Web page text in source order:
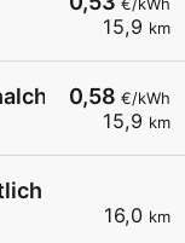
15,9 km
0,58 €/kWh
15,9 km
-
16,0 km